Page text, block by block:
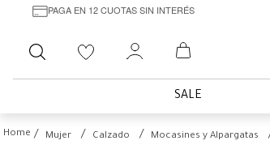
PAGA EN 12 CUOTAS SIN INTERÉS
Buscar
SALE
Mujer Calzado Mocasines y Alpargatas